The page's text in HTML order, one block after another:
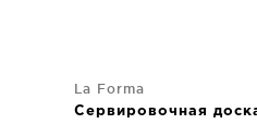
La Forma
Сервировочная